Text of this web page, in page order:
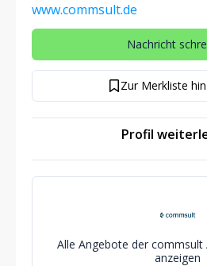
www.commsult.de
Nachricht
Zur Merkliste
Profil
Alle Angebote der commsult
anzeigen